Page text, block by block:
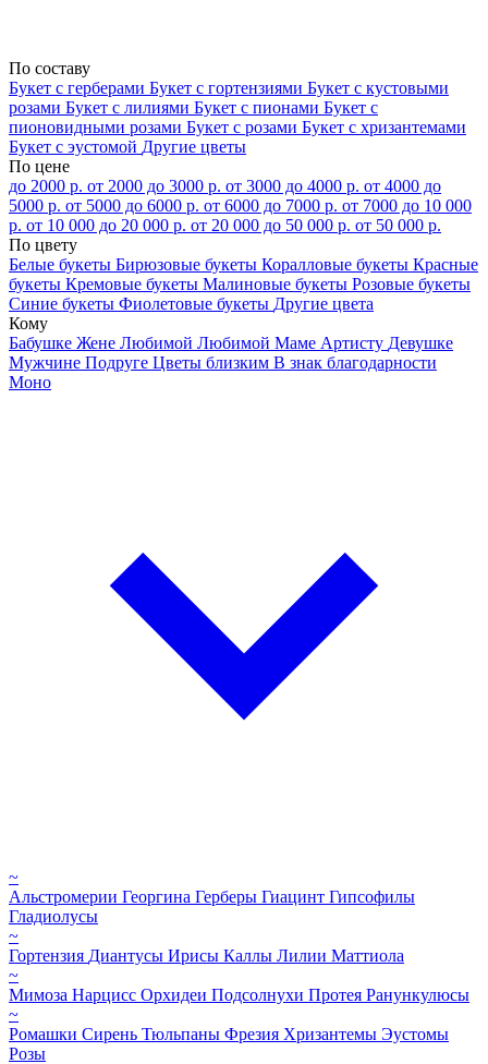
По составу
Букет с герберами Букет с гортензиями Букет с кустовыми
розами Букет с лилиями Букет с пионами Букет с
пионовидными розами Букет с розами Букет с хризантемами
Букет с эустомой Другие цветы
По цене
до 2000 р. от 2000 до 3000 р. от 3000 до 4000 р. от 4000 до
5000 р. от 5000 до 6000 р. от 6000 до 7000 р. от 7000 до 10 000
р. от 10 000 до 20 000 р. от 20 000 до 50 000 р. от 50 000 р.
По цвету
Белые букеты Бирюзовые букеты Коралловые букеты Красные
букеты Кремовые букеты Малиновые букеты Розовые букеты
Синие букеты Фиолетовые букеты Другие цвета
Кому
Бабушке Жене Любимой Любимой Маме Артисту Девушке
Мужчине Подруге Цветы близким В знак благодарности
Моно
~
Альстромерии Георгина Герберы Гиацинт Гипсофилы
Гладиолусы
~
Гортензия Диантусы Ирисы Каллы Лилии Маттиола
~
Мимоза Нарцисс Орхидеи Подсолнухи Протея Ранункулюсы
~
Ромашки Сирень Тюльпаны Фрезия Хризантемы Эустомы
Розы